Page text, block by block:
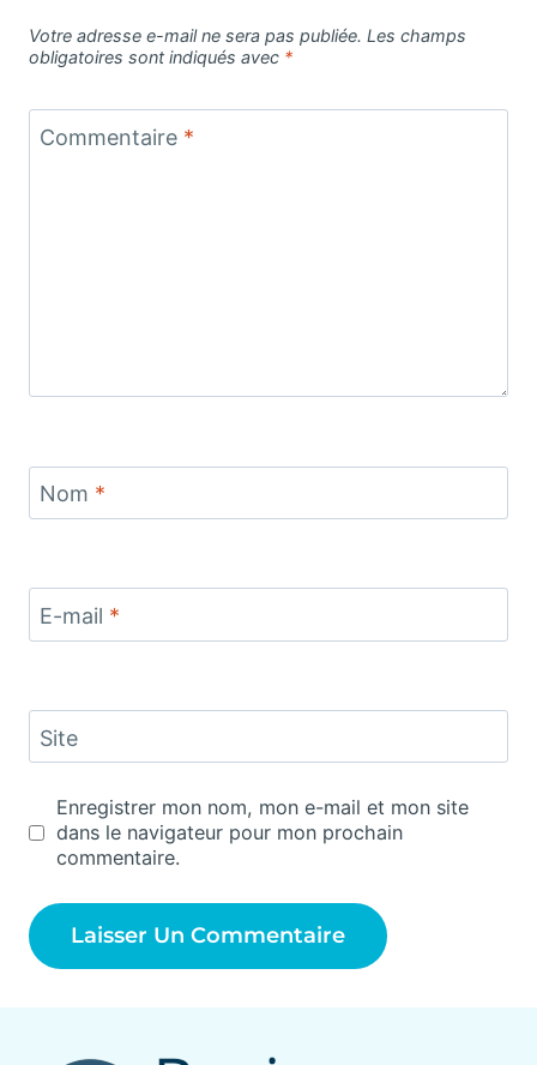
Votre adresse e-mail ne sera pas publiée. Les champs
obligatoires sont indiqués avec *
Commentaire *
Nom *
E-mail *
Site
Enregistrer mon nom, mon e-mail et mon site
dans le navigateur pour mon prochain
commentaire.